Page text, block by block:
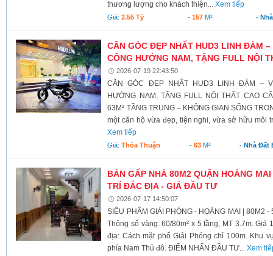
thương lượng cho khách thiện...Xem tiếp
Giá:2.55 Tỷ - 157M² -
CĂN GÓC ĐẸP NHẤT HUD3 LINH ĐÀM –
CÔNG HƯỚNG NAM, TẶNG FULL NỘI
2026-07-19 22:43:50
CĂN GÓC ĐẸP NHẤT HUD3 LINH ĐÀM –
HƯỚNG NAM, TẶNG FULL NỘI THẤT CAO
63M² TẦNG TRUNG – KHÔNG GIAN SỐNG
một căn hộ vừa đẹp, tiện nghi, vừa sở hữu môi
Xem tiếp
Giá:Thỏa Thuận - 63M² -Nhà Đất
BÁN GẤP NHÀ 80M2 QUẬN HOÀNG
TRÍ ĐẮC ĐỊA - GIÁ ĐẦU TƯ
2026-07-17 14:50:07
SIÊU PHẨM GIẢI PHÓNG - HOÀNG MAI | 80M2
Thông số vàng: 60/80m² x 5 tầng, MT 3.7m.
địa: Cách mặt phố Giải Phóng chỉ 100m. Khu
phía Nam Thủ đô. ĐIỂM NHẤN ĐẦU TƯ...Xem